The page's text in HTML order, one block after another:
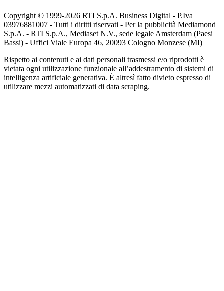
Copyright © 1999-2026 RTI S.p.A. Business Digital - P.Iva
03976881007 - Tutti i diritti riservati - Per la pubblicità Mediamond
S.p.A. - RTI S.p.A., Mediaset N.V., sede legale Amsterdam (Paesi
Bassi) - Uffici Viale Europa 46, 20093 Cologno Monzese (MI)
Rispetto ai contenuti e ai dati personali trasmessi e/o riprodotti è
vietata ogni utilizzazione funzionale all’addestramento di sistemi di
intelligenza artificiale generativa. È altresì fatto divieto espresso di
utilizzare mezzi automatizzati di data scraping.